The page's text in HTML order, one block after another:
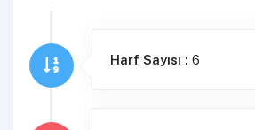
Harf Sayısı : 6